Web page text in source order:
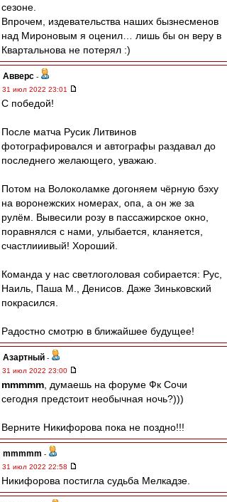
сезоне.
Впрочем, издевательства наших бызнесменов
над Мироновым я оценил… лишь бы он веру в
Квартальнова не потерял :)
Авверс -
31 июл 2022 23:01
С победой!
После матча Русик Литвинов
фотографировался и автографы раздавал до
последнего желающего, уважаю.
Потом на Волоколамке догоняем чёрную бэху
на воронежских номерах, опа, а он же за
рулём. Вывесили розу в пассажирское окно,
поравнялся с нами, улыбается, кланяется,
счастлииивый! Хороший.
Команда у нас светлоголовая собирается: Рус,
Наиль, Паша М., Денисов. Даже Зиньковский
покрасился.
Радостно смотрю в ближайшее будущее!
Азартный -
31 июл 2022 23:00
mmmmm , думаешь на форуме Фк Сочи
сегодня предстоит необычная ночь?)))
Верните Никифорова пока не поздно!!!
mmmmm -
31 июл 2022 22:58
Никифорова постигла судьба Мелкадзе.